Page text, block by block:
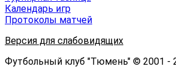
Календарь игр
Протоколы матчей
Версия для слабовидящих
Футбольный клуб "Тюмень" © 2001 -